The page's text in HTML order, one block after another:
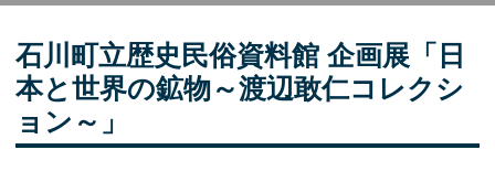
石川町立歴史民俗資料館 企画展「日
本と世界の鉱物～渡辺敢仁コレクシ
ョン～」